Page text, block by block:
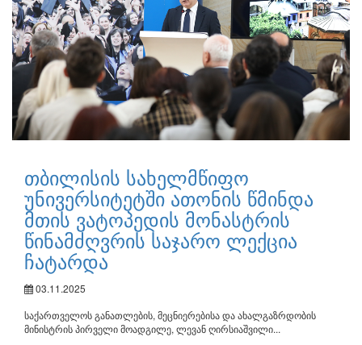
თბილისის სახელმწიფო
უნივერსიტეტში ათონის წმინდა
მთის ვატოპედის მონასტრის
წინამძღვრის საჯარო ლექცია
ჩატარდა
03.11.2025
საქართველოს განათლების, მეცნიერებისა და ახალგაზრდობის
მინისტრის პირველი მოადგილე, ლევან ღირსიაშვილი...